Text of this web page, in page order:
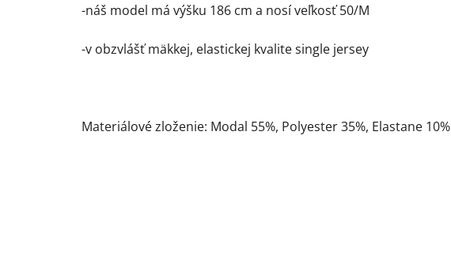
-náš model má výšku 186 cm a nosí veľkosť 50/M
-v obzvlášť mäkkej, elastickej kvalite single jersey
Materiálové zloženie: Modal 55%, Polyester 35%, Elastane 10%